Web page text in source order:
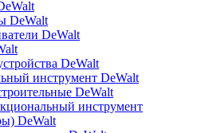
DeWalt
DeWalt
DeWalt
инструмент DeWalt
DeWalt
инструмент
DeWalt